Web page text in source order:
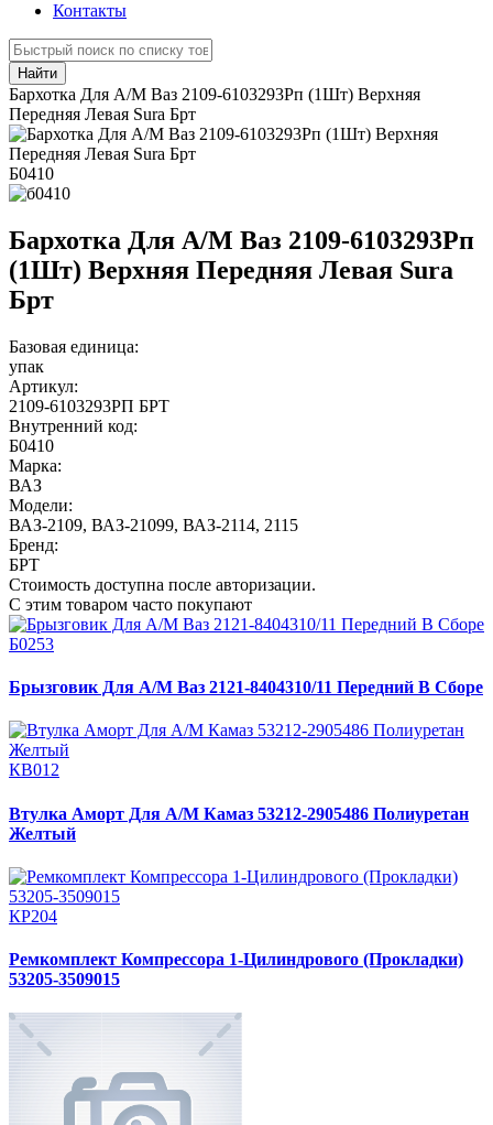
Контакты
Найти
Бархотка Для А/М Ваз 2109-6103293Рп (1Шт) Верхняя
Передняя Левая Sura Брт
Б0410
Бархотка Для А/М Ваз 2109-6103293Рп
(1Шт) Верхняя Передняя Левая Sura
Брт
Базовая единица:
упак
Артикул:
2109-6103293РП БРТ
Внутренний код:
Б0410
Марка:
ВАЗ
Модели:
ВАЗ-2109, ВАЗ-21099, ВАЗ-2114, 2115
Бренд:
БРТ
Стоимость доступна после авторизации.
С этим товаром часто покупают
Б0253
Брызговик Для А/М Ваз 2121-8404310/11 Передний В Сборе
КВ012
Втулка Аморт Для А/М Камаз 53212-2905486 Полиуретан
Желтый
КР204
Ремкомплект Компрессора 1-Цилиндрового (Прокладки)
53205-3509015